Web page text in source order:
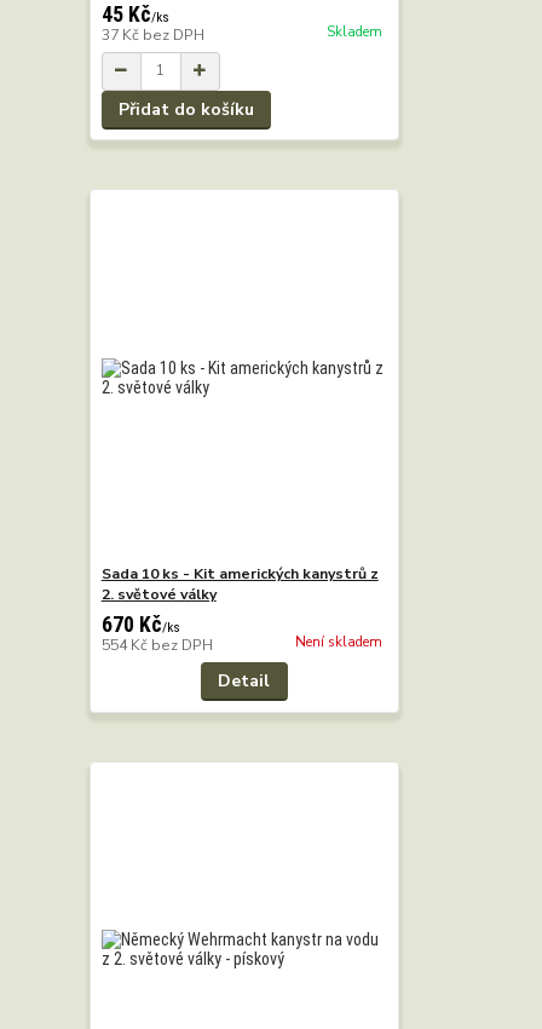
45 Kč/ks
37 Kč bez DPH Skladem
Přidat do košíku
Sada 10 ks - Kit amerických kanystrů z
2. světové války
670 Kč/ks
554 Kč bez DPH Není skladem
Detail